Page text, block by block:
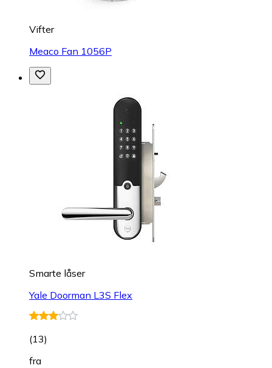
Vifter
Meaco Fan 1056P
Smarte låser
Yale Doorman L3S Flex
(13)
fra